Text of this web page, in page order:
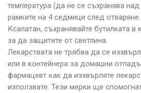
температура (да не се съхранява
рамките на 4 седмици след
Ксалатан, съхранявайте бутилката в
за да защитите от светлина.
Лекарствата не трябва да се
или в контейнера за домашни
фармацевт как да изхвърляте
използвате. Тези мерки ще